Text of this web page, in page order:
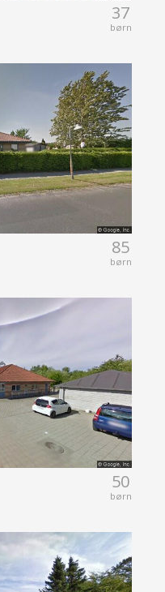
37
børn
85
børn
50
børn